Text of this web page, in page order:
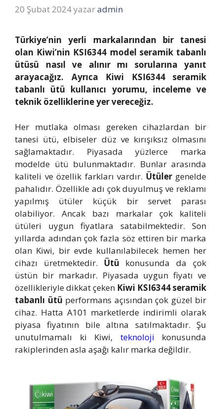
20 Şubat 2024yazaradmin
Türkiye’nin yerli markalarından bir tanesi
olan Kiwi’nin KSI6344 model seramik tabanlı
ütüsü nasıl ve alınır mı sorularına yanıt
arayacağız. Ayrıca Kiwi KSI6344 seramik
tabanlı ütü kullanıcı yorumu, inceleme ve
teknik özelliklerine yer vereceğiz.
Her mutlaka olması gereken cihazlardan bir
tanesi ütü, elbiseler düz ve kırışıksız olmasını
sağlamaktadır. Piyasada yüzlerce marka
modelde ütü bulunmaktadır. Bunlar arasında
kaliteli ve özellik farkları vardır. Ütülergenelde
pahalıdır. Özellikle adı çok duyulmuş ve reklamı
yapılmış ütüler küçük bir servet parası
olabiliyor. Ancak bazı markalar çok kaliteli
ütüleri uygun fiyatlara satabilmektedir. Son
yıllarda adından çok fazla söz ettiren bir marka
olan Kiwi, bir evde kullanılabilecek hemen her
cihazı üretmektedir. Ütü konusunda da çok
üstün bir markadır. Piyasada uygun fiyatı ve
özellikleriyle dikkat çeken Kiwi KSI6344 seramik
tabanlı ütü performans açısından çok güzel bir
cihaz. Hatta A101 marketlerde indirimli olarak
piyasa fiyatının bile altına satılmaktadır. Şu
unutulmamalı ki Kiwi, teknoloji konusunda
rakiplerinden asla aşağı kalır marka değildir.